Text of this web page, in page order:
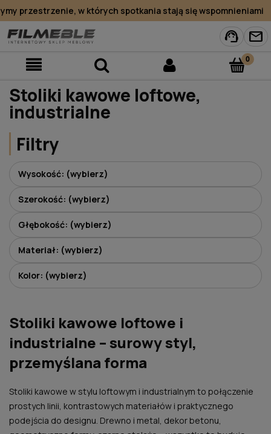
przestrzenie, w których spotkania stają się wspomnieniami
support_agent mail
Stoliki kawowe loftowe,
industrialne
Filtry
Wysokość: (wybierz)
Szerokość: (wybierz)
Głębokość: (wybierz)
Materiał: (wybierz)
Kolor: (wybierz)
Stoliki kawowe loftowe i
industrialne – surowy styl,
przemyślana forma
Stoliki kawowe w stylu loftowym i industrialnym to połączenie
prostych linii, kontrastowych materiałów i praktycznego
podejścia do designu. Drewno i metal, dekor betonu,